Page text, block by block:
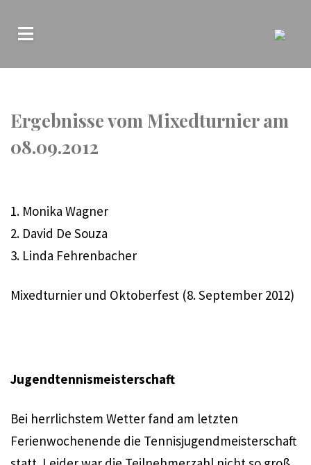
Ergebnisse vom Mixedturnier am
08.09.2012
1. Monika Wagner
2. David De Souza
3. Linda Fehrenbacher
Mixedturnier und Oktoberfest (8. September 2012)
Jugendtennismeisterschaft
Bei herrlichstem Wetter fand am letzten
Ferienwochenende die Tennisjugendmeisterschaft